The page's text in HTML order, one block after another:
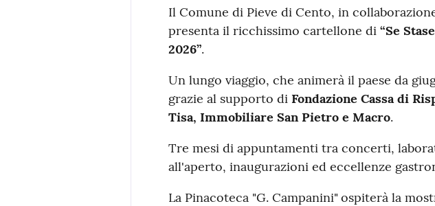
Contenuto
Il Comune di Pieve di Cento, in
presenta il ricchissimo cartellone di “Se
2026”.
Un lungo viaggio, che animerà il paese da
grazie al supporto di Fondazione Cassa di
Tisa, Immobiliare San Pietro e Macro.
Tre mesi di appuntamenti tra concerti,
all'aperto, inaugurazioni ed eccellenze
La Pinacoteca "G. Campanini" ospiterà la